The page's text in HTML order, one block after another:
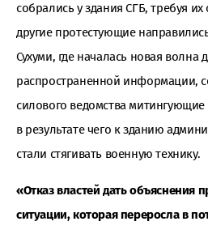
собрались у здания СГБ, требуя
другие протестующие
Сухуми, где началась новая волна
распространенной информации,
силового ведомства
в результате чего к зданию
стали стягивать военную технику.
«Отказ властей дать объяснения
ситуации, которая переросла в